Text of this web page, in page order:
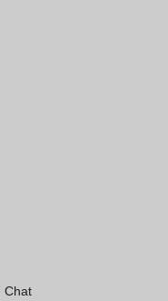
Chat